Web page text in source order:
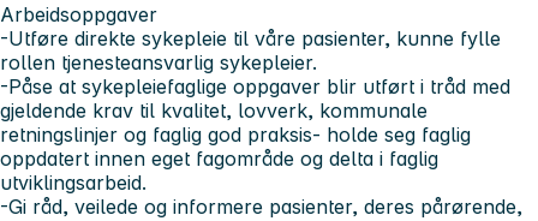
Arbeidsoppgaver
-Utføre direkte sykepleie til våre pasienter, kunne fylle
rollen tjenesteansvarlig sykepleier.
-Påse at sykepleiefaglige oppgaver blir utført i tråd med
gjeldende krav til kvalitet, lovverk, kommunale
retningslinjer og faglig god praksis- holde seg faglig
oppdatert innen eget fagområde og delta i faglig
utviklingsarbeid.
-Gi råd, veilede og informere pasienter, deres pårørende,